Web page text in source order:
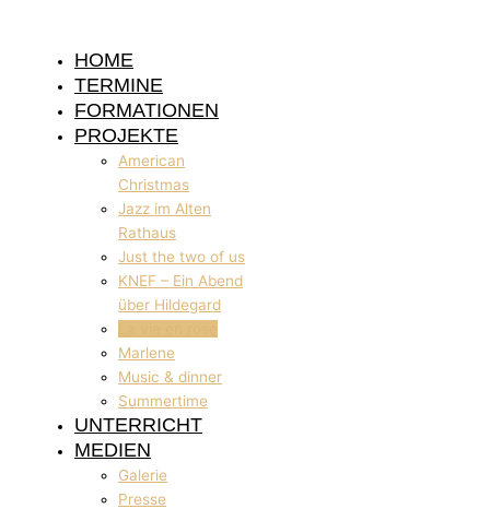
HOME
TERMINE
FORMATIONEN
PROJEKTE
American
Christmas
Jazz im Alten
Rathaus
Just the two of us
KNEF – Ein Abend
über Hildegard
Marlene
Music & dinner
Summertime
UNTERRICHT
MEDIEN
Galerie
Presse